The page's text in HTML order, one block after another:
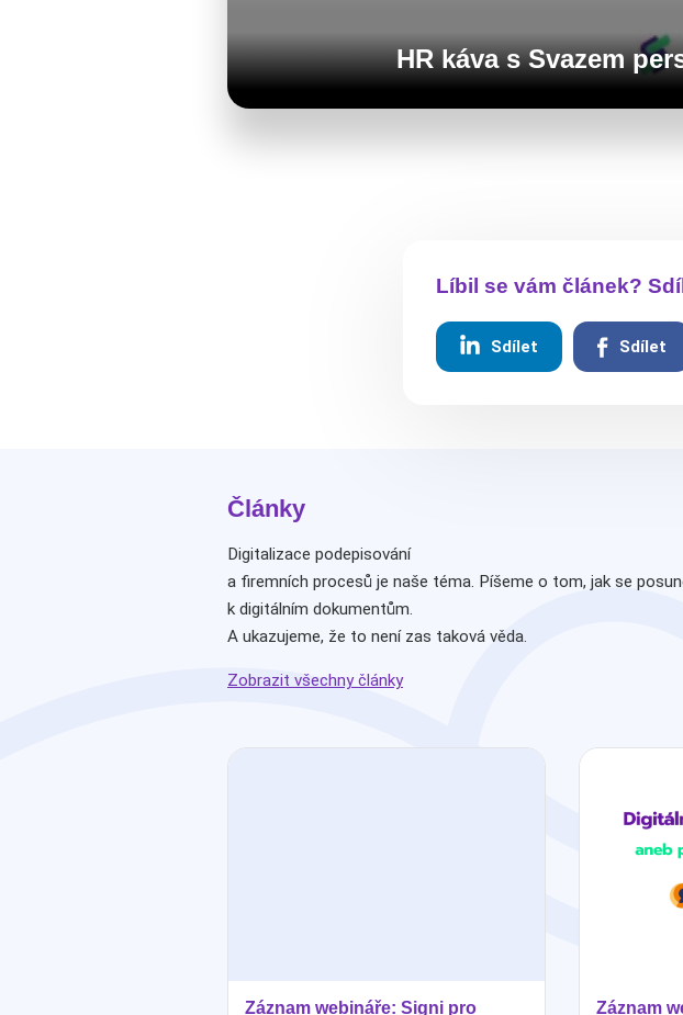
HR káva s Svazem
Líbil se vám článek?
Sdílet Sdílet
Články
Digitalizace podepisování
a firemních procesů je naše téma. Píšeme o tom, jak se
k digitálním dokumentům.
A ukazujeme, že to není zas taková věda.
Zobrazit všechny články
Záznam webináře: Signi pro
Záznam